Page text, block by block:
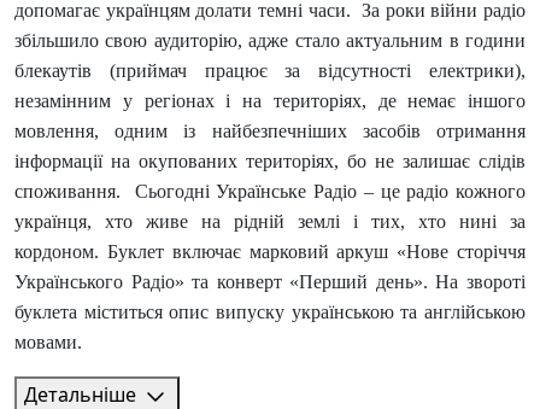
допомагає українцям долати темні часи. За роки війни радіо
збільшило свою аудиторію, адже стало актуальним в години
блекаутів (приймач працює за відсутності електрики),
незамінним у регіонах і на територіях, де немає іншого
мовлення, одним із найбезпечніших засобів отримання
інформації на окупованих територіях, бо не залишає слідів
споживання. Сьогодні Українське Радіо – це радіо кожного
українця, хто живе на рідній землі і тих, хто нині за
кордоном. Буклет включає марковий аркуш «Нове сторіччя
Українського Радіо» та конверт «Перший день». На звороті
буклета міститься опис випуску українською та англійською
мовами.
Детальніше